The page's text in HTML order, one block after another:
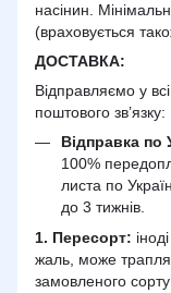
насінин.
(враховується
ДОСТАВКА:
Відправляємо у
поштового зв’язку:
Відправка по
100%
листа по
до 3 тижнів.
1. Пересорт:
жаль, може
замовленого